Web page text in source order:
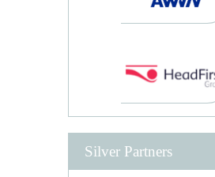
Silver Partners